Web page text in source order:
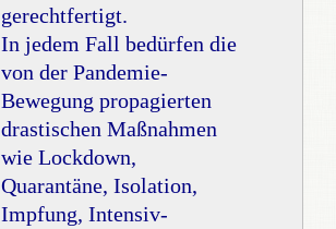
gerechtfertigt.
In jedem Fall bedürfen die
von der Pandemie-
Bewegung propagierten
drastischen Maßnahmen
wie Lockdown,
Quarantäne, Isolation,
Impfung, Intensiv-